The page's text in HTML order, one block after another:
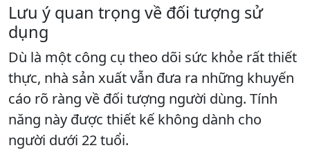
Lưu ý quan trọng về đối tượng sử
dụng
Dù là một công cụ theo dõi sức khỏe rất thiết
thực, nhà sản xuất vẫn đưa ra những khuyến
cáo rõ ràng về đối tượng người dùng. Tính
năng này được thiết kế không dành cho
người dưới 22 tuổi.